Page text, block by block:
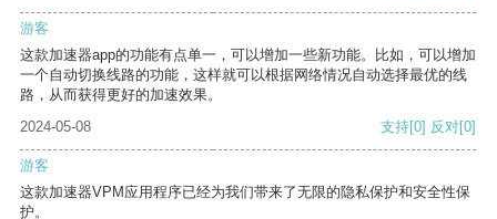
游客
这款加速器app的功能有点单一，可以增加一些新功能。比如，可以增加
一个自动切换线路的功能，这样就可以根据网络情况自动选择最优的线
路，从而获得更好的加速效果。
2024-05-08
支持[0] 反对[0]
游客
这款加速器VPM应用程序已经为我们带来了无限的隐私保护和安全性保
护。